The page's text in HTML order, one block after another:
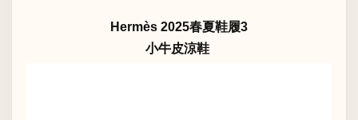
Hermès 2025春夏鞋履3
小牛皮涼鞋